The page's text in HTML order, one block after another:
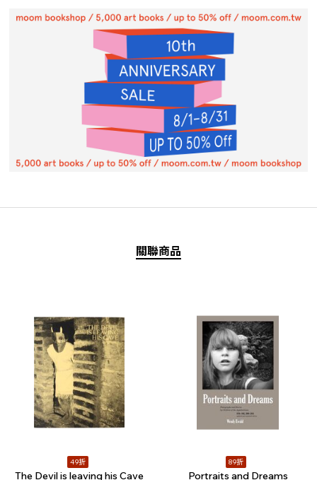
關聯商品
49折
The Devil is leaving his Cave
89折
Portraits and Dreams